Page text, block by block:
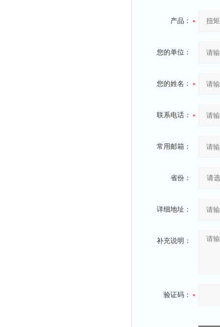
产品：
您的单位：
您的姓名：
联系电话：
常用邮箱：
省份：
详细地址：
补充说明：
验证码：